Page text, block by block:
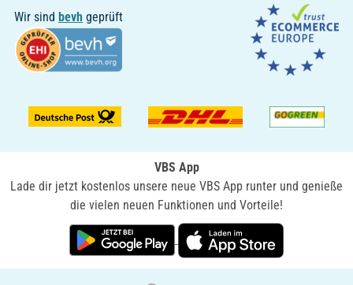
Wir sind bevh geprüft
VBS App
Lade dir jetzt kostenlos unsere neue VBS App runter und genieße
die vielen neuen Funktionen und Vorteile!